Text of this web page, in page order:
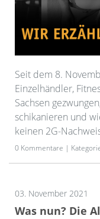
Seit dem 8.
Einzelhändler,
Sachsen
schikanieren und
keinen 2G-
0 Kommentare |
03. November 2021
Was nun? Die